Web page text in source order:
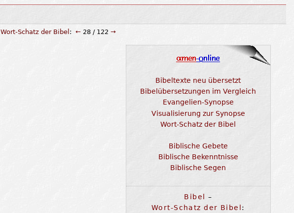
Bibeltexte neu übersetzt
Bibelübersetzungen im Vergleich
Evangelien-Synopse
Visualisierung zur Synopse
Wort-Schatz der Bibel
Biblische Gebete
Biblische Bekenntnisse
Biblische Segen
Bibel
–
Wort-Schatz der Bibel :
Wort-Schatz der Bibel : ← 28 / 122 →